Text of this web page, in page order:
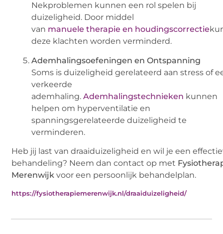
Nekproblemen kunnen een rol spelen bij
duizeligheid. Door middel
van manuele therapie en houdingscorrectie
deze klachten worden verminderd.
Ademhalingsoefeningen en Ontspanning
Soms is duizeligheid gerelateerd aan stress of
verkeerde
ademhaling.Ademhalingstechnieken kunnen
helpen om hyperventilatie en
spanningsgerelateerde duizeligheid te
verminderen.
Heb jij last van draaiduizeligheid en wil je een
behandeling? Neem dan contact op met
Merenwijk voor een persoonlijk behandelplan.
https://fysiotherapiemerenwijk.nl/draaiduizeligheid/